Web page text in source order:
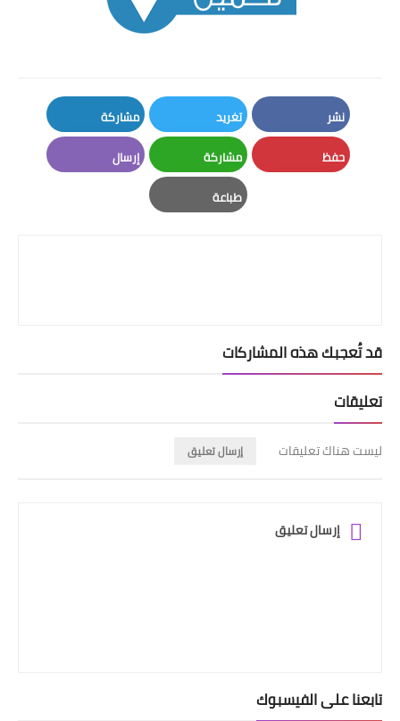
نشر
Facebook
تغريد
Twitter
مشاركة
LinkedIn
حفظ مشاركة
Whatsapp
إرسال
طباعة
قد تُعجبك هذه المشاركات
تعليقات
ليست هناك تعليقات إرسال تعليق
إرسال تعليق
تابعنا على الفيسبوك